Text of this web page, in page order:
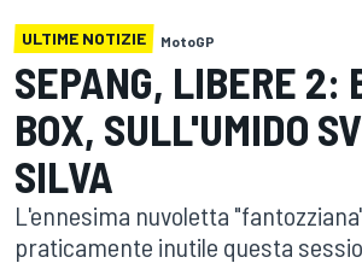
ULTIME NOTIZIE MotoGP
SEPANG, LIBERE 2:
BOX, SULL'UMIDO
SILVA
L'ennesima nuvoletta
praticamente inutile questa